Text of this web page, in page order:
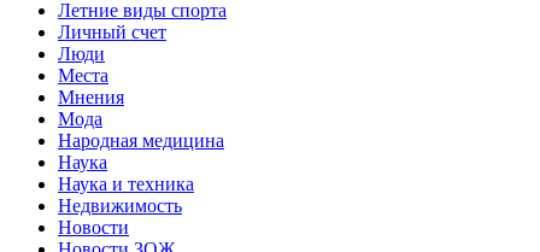
Летние виды спорта
Личный счет
Люди
Места
Мнения
Мода
Народная медицина
Наука
Наука и техника
Недвижимость
Новости